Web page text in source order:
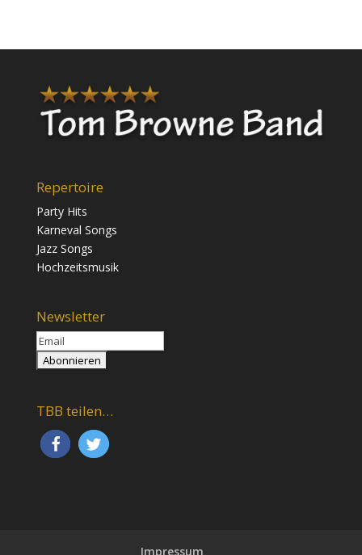
Repertoire
Party Hits
Karneval Songs
Jazz Songs
Hochzeitsmusik
Newsletter
TBB teilen…
Impressum